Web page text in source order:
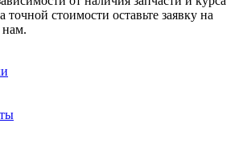
точной стоимости оставьте заявку на
нам.